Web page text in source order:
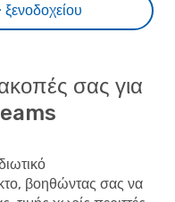
σας για
βοηθώντας σας να